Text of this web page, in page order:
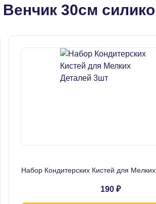
30см
Набор Кондитерских Кистей для
190 ₽